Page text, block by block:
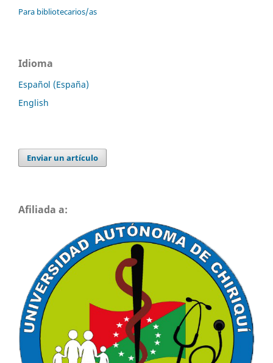
Para bibliotecarios/as
Idioma
Español (España)
English
Enviar un artículo
Afiliada a: